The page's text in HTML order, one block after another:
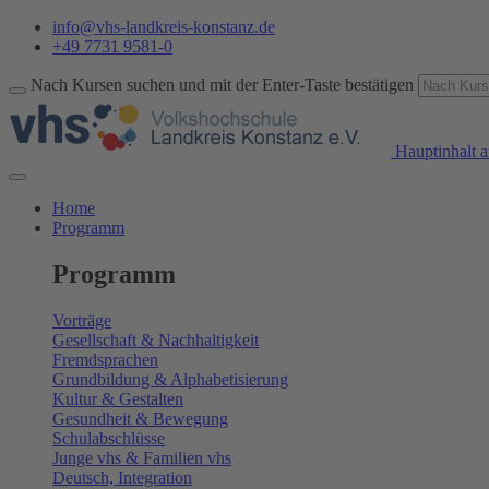
info@vhs-landkreis-konstanz.de
+49 7731 9581-0
Nach Kursen suchen und mit der Enter-Taste bestätigen
Hauptinhalt
Home
Programm
Programm
Vorträge
Gesellschaft & Nachhaltigkeit
Fremdsprachen
Grundbildung & Alphabetisierung
Kultur & Gestalten
Gesundheit & Bewegung
Schulabschlüsse
Junge vhs & Familien vhs
Deutsch, Integration